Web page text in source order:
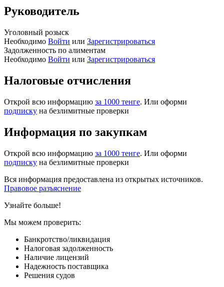
Руководитель
Уголовный розыск
Необходимо Войти или Зарегистрироваться
Задолженность по алиментам
Необходимо Войти или Зарегистрироваться
Налоговые отчисления
Открой всю информацию за 1000 тенге. Или оформи
подписку на безлимитные проверки
Информация по закупкам
Открой всю информацию за 1000 тенге. Или оформи
подписку на безлимитные проверки
Вся информация предоставлена из открытых источников.
Правовое разъяснение
Узнайте больше!
Мы можем проверить:
Банкротство/ликвидация
Налоговая задолженность
Наличие лицензий
Надежность поставщика
Решения судов